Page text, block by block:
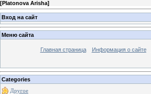
[Platonova Arisha]
Вход на сайт
Меню сайта
Главная страница Информация о сайте
Categories
Другое